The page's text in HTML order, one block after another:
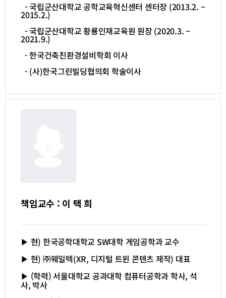
- 국립군산대학교 공학교육혁신센터 센터장 (2013.2. ~
2015.2.)
- 국립군산대학교 황룡인재교육원 원장(2020.3. ~
2021.9.)
- 한국건축친환경설비학회 이사
- (사)한국그린빌딩협의회 학술이사
책임교수 : 이 택 희
▶ 현) 한국공학대학교 SW대학 게임공학과 교수
▶ 현) ㈜웨일텍(XR, 디지털 트윈 콘텐츠 제작) 대표
▶ (학력) 서울대학교 공과대학 컴퓨터공학과 학사, 석
사, 박사